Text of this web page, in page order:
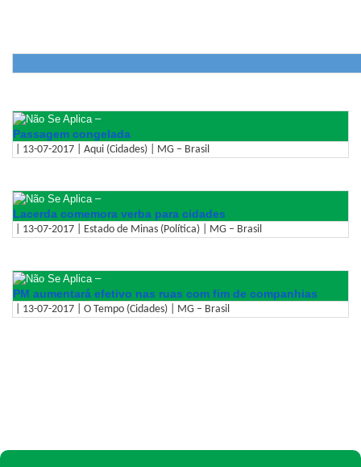
–
Passagem congelada
| 13-07-2017 | Aqui (Cidades) | MG – Brasil
–
Lacerda comemora verba para cidades
| 13-07-2017 | Estado de Minas (Política) | MG – Brasil
–
PM aumentará efetivo nas ruas com fim de companhias
| 13-07-2017 | O Tempo (Cidades) | MG – Brasil